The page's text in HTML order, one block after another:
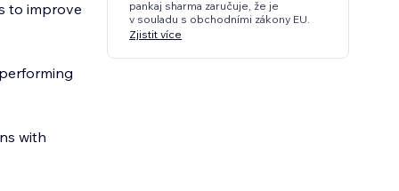
to improve
with
pankaj sharma zaručuje, že je
v souladu s obchodními zákony EU.
Zjistit více